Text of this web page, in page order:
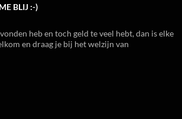
BLIJ :-)
heb en toch geld te veel hebt, dan is elke
en draag je bij het welzijn van